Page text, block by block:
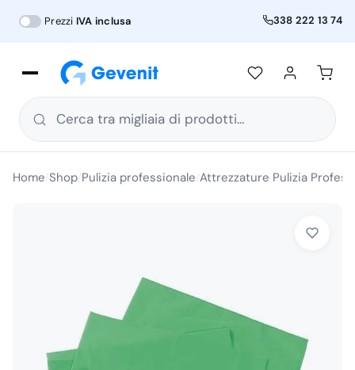
Prezzi IVA inclusa 338 222 13 74
Cerca tra migliaia di prodotti...
Home Shop Pulizia professionale Attrezzature Pulizia